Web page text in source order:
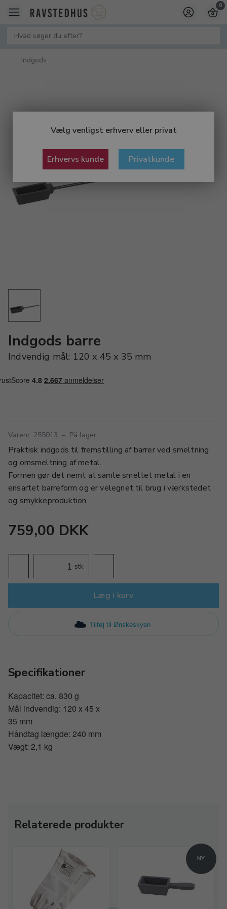
Vælg venligst erhverv eller privat
Erhvervs kunde Privatkunde
0
Indgods
Indgods barre
Indvendig mål: 120 x 45 x 35 mm
Varenr. 255013 – På lager
Praktisk indgods til fremstilling af barrer ved smeltning
og omsmeltning af metal.
Formen gør det nemt at samle smeltet metal i en
ensartet barreform og er velegnet til brug i værkstedet
og smykkeproduktion.
759,00 DKK
stk.
Læg i kurv
Tilføj til Ønskeskyen
Specifikationer
Kapacitet: ca. 830 g
Mål indvendig: 120 x 45 x
35 mm
Håndtag længde: 240 mm
Vægt: 2,1 kg
Relaterede produkter
NY